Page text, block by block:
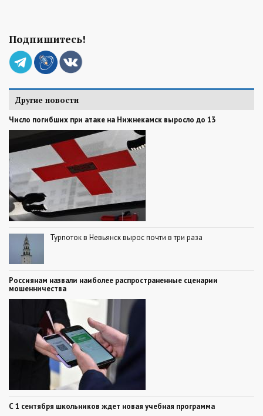
Подпишитесь!
Другие новости
Число погибших при атаке на Нижнекамск выросло до 13
Турпоток в Невьянск вырос почти в три раза
Россиянам назвали наиболее распространенные сценарии
мошенничества
С 1 сентября школьников ждет новая учебная программа